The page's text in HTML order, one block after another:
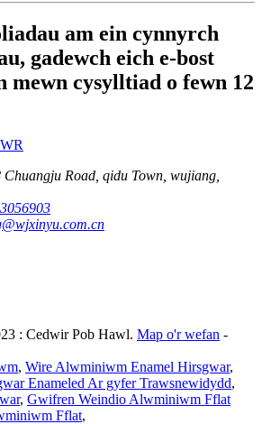
am ein cynnyrch
gadewch eich e-bost
mewn cysylltiad o fewn 12
Chuangju Road, qidu Town, wujiang,
: Cedwir Pob Hawl. Map o'r wefan -
, Wire Alwminiwm Enamel Hirsgwar,
Enameled Ar gyfer Trawsnewidydd,
, Gwifren Weindio Alwminiwm Fflat
Fflat,